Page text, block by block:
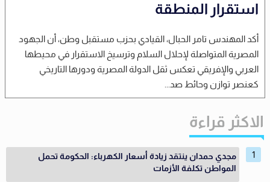
استقرار المنطقة
أكد المهندس تامر الحبال، القيادي بحزب مستقبل وطن، أن الجهود
المصرية المتواصلة لإحلال السلام وترسيخ الاستقرار في محيطها
العربي والإفريقي تعكس ثقل الدولة المصرية ودورها التاريخي
كعنصر توازن وحائط صد...
الاكثر قراءة
مجدي حمدان ينتقد زيادة أسعار الكهرباء: الحكومة تحمل
المواطن تكلفة الأزمات